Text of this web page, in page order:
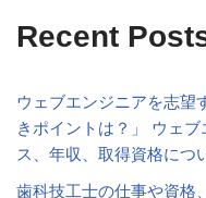
Recent
ウェブエンジニアを志望
きポイントは？」 ウェ
ス、年収、取得資格につ
歯科技工士の仕事や資格